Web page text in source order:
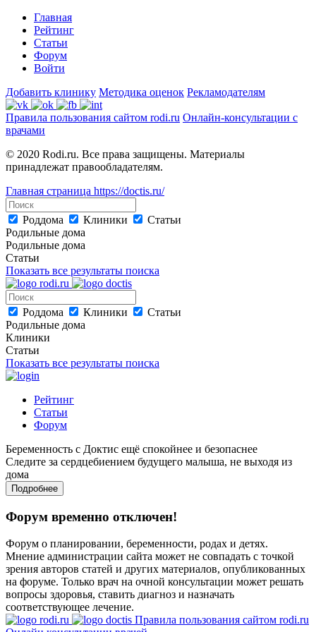
Главная
Рейтинг
Статьи
Форум
Войти
Добавить клинику Методика оценок Рекламодателям
Правила пользования сайтом rodi.ru Онлайн-консультации с
врачами
© 2020 Rodi.ru. Все права защищены. Материалы
принадлежат правообладателям.
Главная страница https://doctis.ru/
Роддома Клиники
Статьи
Родильные дома
Родильные дома
Статьи
Показать все результаты поиска
Роддома Клиники
Статьи
Родильные дома
Клиники
Статьи
Показать все результаты поиска
Рейтинг
Статьи
Форум
Беременность с Доктис ещё спокойнее и безопаснее
Следите за сердцебиением будущего малыша, не выходя из
дома
Подробнее
Форум временно отключен!
Форум о планировании, беременности, родах и детях.
Мнение администрации сайта может не совпадать с точкой
зрения авторов статей и других материалов, опубликованных
на форуме. Только врач на очной консультации может решать
вопросы здоровья, ставить диагноз и назначать
соответствующее лечение.
Правила пользования сайтом rodi.ru